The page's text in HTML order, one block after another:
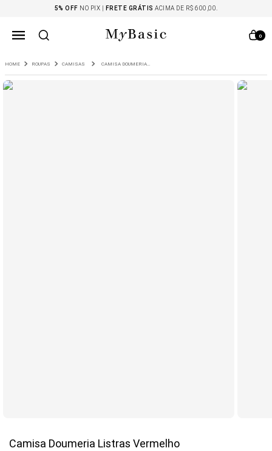
5% OFF NO PIX | FRETE GRÁTIS ACIMA DE R$ 600,00.
0
ROUPAS CAMISAS CAMISA DOUMERIA LISTRAS VERMELHO
Camisa Doumeria Listras Vermelho